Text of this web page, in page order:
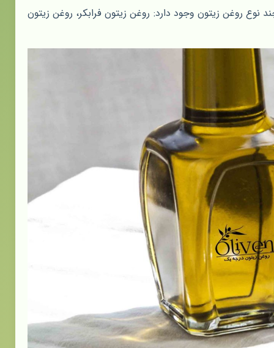
روغن زیتون وجود دارد: روغن زیتون فرابکر، روغن زیتون